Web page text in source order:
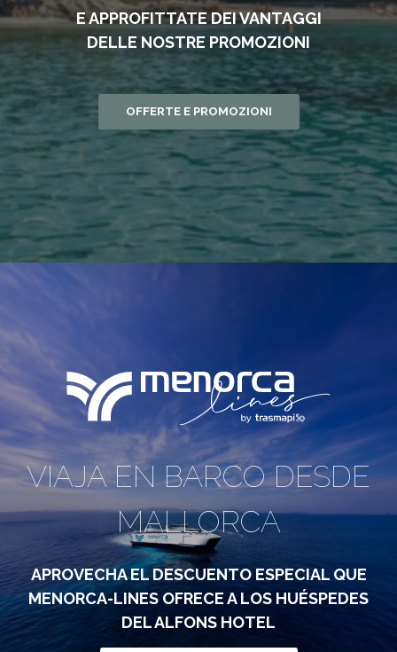
E APPROFITTATE DEI VANTAGGI
DELLE NOSTRE PROMOZIONI
OFFERTE E PROMOZIONI
VIAJA EN BARCO DESDE
MALLORCA
APROVECHA EL DESCUENTO ESPECIAL QUE
MENORCA-LINES OFRECE A LOS HUÉSPEDES
DEL ALFONS HOTEL